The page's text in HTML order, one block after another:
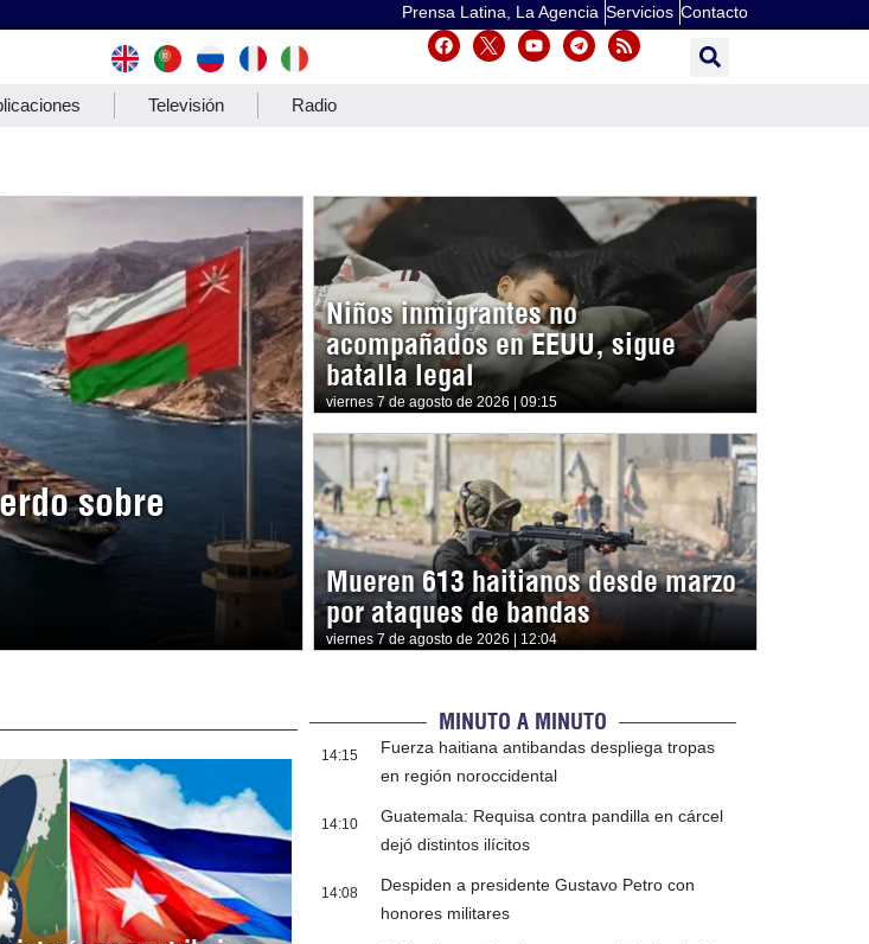
Prensa Latina, La Agencia Servicios Contacto
Televisión Radio
sobre
Niños inmigrantes no
acompañados en EEUU, sigue
batalla legal
viernes 7 de agosto de 2026 | 09:15
Mueren 613 haitianos desde marzo
por ataques de bandas
viernes 7 de agosto de 2026 | 12:04
MINUTO A MINUTO
14:15
Fuerza haitiana antibandas despliega tropas
en región noroccidental
14:10
Guatemala: Requisa contra pandilla en cárcel
dejó distintos ilícitos
14:08
Despiden a presidente Gustavo Petro con
honores militares